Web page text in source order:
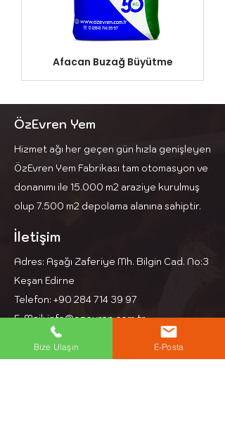
Afacan Buzağ Büyütme
ÖzEvren Yem
Hizmet ağı her geçen gün hızla genişleyen
ÖzEvren Yem Fabrikası tam otomasyon ve
donanımı ile 15.000 m2 araziye kurulmuş
olup 7.500 m2 depolama alanına sahiptir.
İletişim
Adres: Aşağı Zaferiye Mh. Bilgin Cad. No:3
Keşan Edirne
Telefon: +90 284 714 39 97
E-Mail: info@ozevren.com.tr
Bize Ulaşın E-Posta